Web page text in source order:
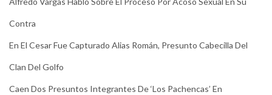
Contra
En El Cesar Fue Capturado Alias Román, Presunto Cabecilla Del
Clan Del Golfo
Caen Dos Presuntos Integrantes De ‘Los Pachencas’ En